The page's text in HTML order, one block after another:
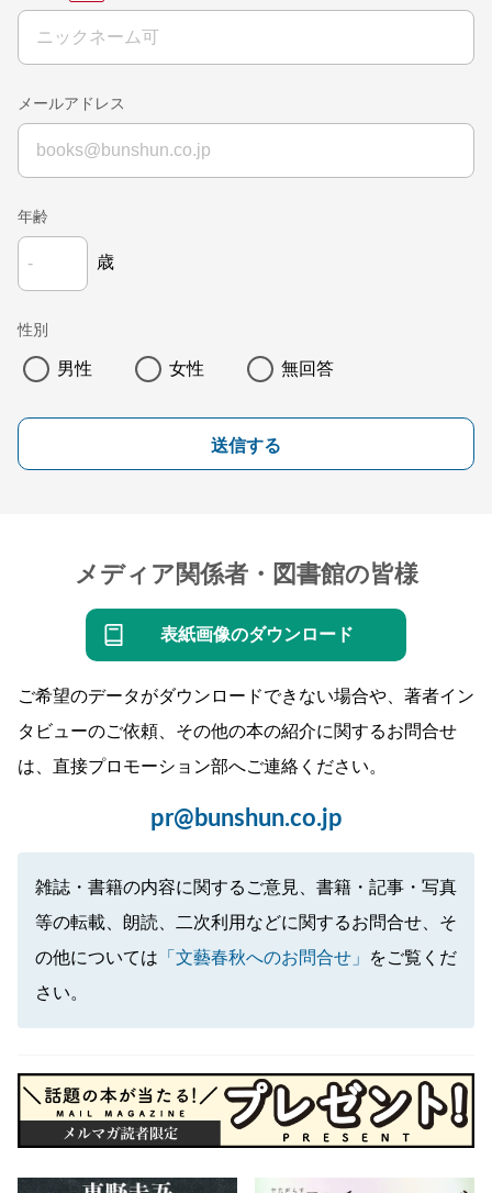
メールアドレス
年齢
歳
性別
男性 女性 無回答
送信する
メディア関係者・図書館の皆様
表紙画像のダウンロード
ご希望のデータがダウンロードできない場合や、著者イン
タビューのご依頼、その他の本の紹介に関するお問合せ
は、直接プロモーション部へご連絡ください。
pr@bunshun.co.jp
雑誌・書籍の内容に関するご意見、書籍・記事・写真
等の転載、朗読、二次利用などに関するお問合せ、そ
の他については 「文藝春秋へのお問合せ」
をご覧くだ
さい。